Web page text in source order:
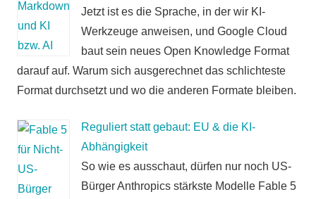
Jetzt ist es die Sprache, in der wir KI-
Werkzeuge anweisen, und Google Cloud
baut sein neues Open Knowledge Format
darauf auf. Warum sich ausgerechnet das schlichteste
Format durchsetzt und wo die anderen Formate bleiben.
Reguliert statt gebaut: EU & die KI-
Abhängigkeit
So wie es ausschaut, dürfen nur noch US-
Bürger Anthropics stärkste Modelle Fable 5